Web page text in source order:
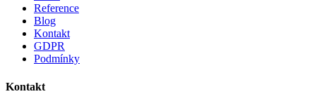
Reference
Blog
Kontakt
GDPR
Podmínky
Kontakt